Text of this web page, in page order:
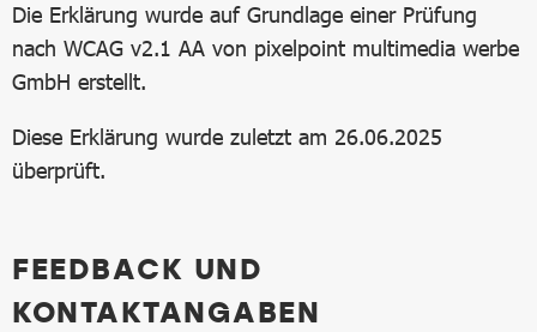
Die Erklärung wurde auf Grundlage einer Prüfung
nach WCAG v2.1 AA von pixelpoint multimedia werbe
GmbH erstellt.
Diese Erklärung wurde zuletzt am 26.06.2025
überprüft.
FEEDBACK UND
KONTAKTANGABEN